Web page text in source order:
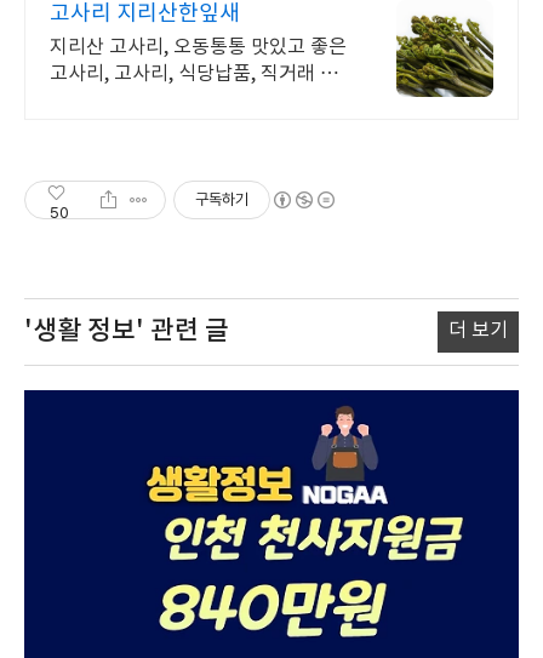
고사리 지리산한잎새
지리산 고사리, 오동통통 맛있고 좋은
고사리, 고사리, 식당납품, 직거래 현
50
구독하기
'생활 정보' 관련 글 더 보기